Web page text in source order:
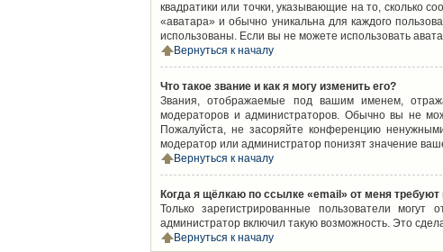
квадратики или точки, указывающие на то, сколько
«аватара» и обычно уникальна для каждого
использованы. Если вы не можете использовать
Вернуться к началу
Что такое звание и как я могу изменить его?
Звания, отображаемые под вашим именем,
модераторов и администраторов. Обычно вы не
Пожалуйста, не засоряйте конференцию
модератор или администратор понизят значение
Вернуться к началу
Когда я щёлкаю по ссылке «email» от меня
Только зарегистрированные пользователи
администратор включил такую возможность. Это
Вернуться к началу